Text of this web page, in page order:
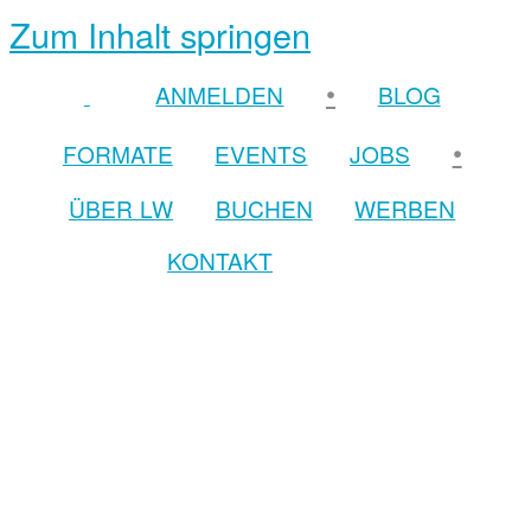
Zum Inhalt springen
ANMELDEN •
BLOG
FORMATE
EVENTS JOBS •
ÜBER LW BUCHEN
WERBEN
KONTAKT